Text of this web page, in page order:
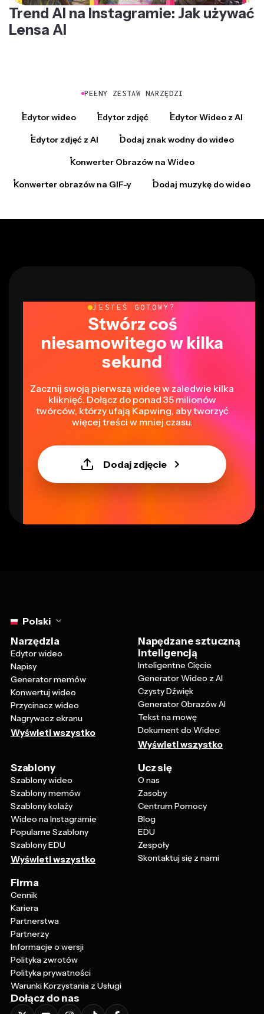
Trend AI na Instagramie: Jak używać
Lensa AI
PEŁNY ZESTAW NARZĘDZI
Edytor wideo Edytor zdjęć Edytor Wideo z AI
Edytor zdjęć z AI Dodaj znak wodny do wideo
Konwerter Obrazów na Wideo
Konwerter obrazów na GIF-y Dodaj muzykę do wideo
JESTEŚ GOTOWY?
Stwórz coś
niesamowitego w kilka
sekund
Zacznij swoją pierwszą wideę w zaledwie kilka
kliknięć. Dołącz do ponad 35 milionów
twórców, którzy ufają Kapwing, aby tworzyć
więcej treści w mniej czasu.
Dodaj zdjęcie
Polski
Narzędzia
Edytor wideo
Napisy
Generator memów
Konwertuj wideo
Przycinacz wideo
Nagrywacz ekranu
Wyświetl wszystko
Napędzane sztuczną
inteligencją
Inteligentne Cięcie
Generator Wideo z AI
Czysty Dźwięk
Generator Obrazów AI
Tekst na mowę
Dokument do Wideo
Wyświetl wszystko
Szablony
Szablony wideo
Szablony memów
Szablony kolaży
Wideo na Instagramie
Popularne Szablony
Szablony EDU
Wyświetl wszystko
Ucz się
O nas
Zasoby
Centrum Pomocy
Blog
EDU
Zespoły
Skontaktuj się z nami
Firma
Cennik
Kariera
Partnerstwa
Partnerzy
Informacje o wersji
Polityka zwrotów
Polityka prywatności
Warunki Korzystania z Usługi
Dołącz do nas